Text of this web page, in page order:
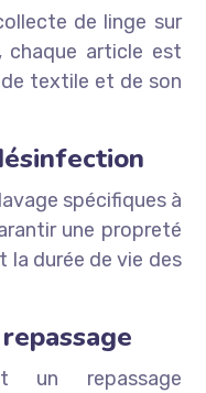
de linge sur
chaque article est
textile et de son
spécifiques à
une propreté
durée de vie des
un repassage